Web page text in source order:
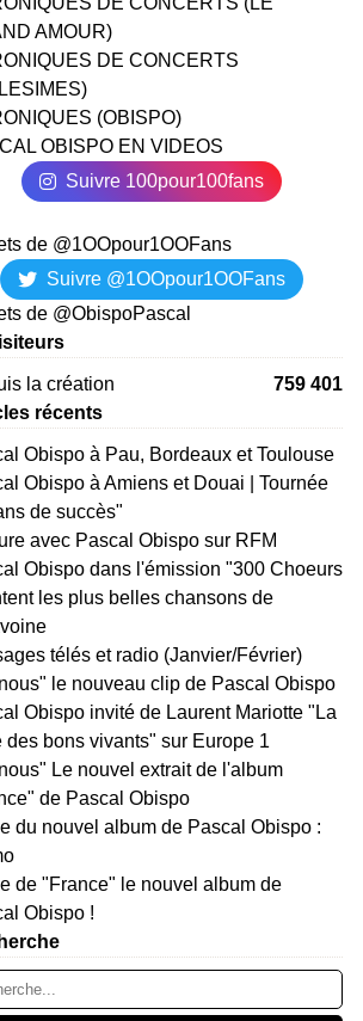
AMOUR)
DE CONCERTS
(OBISPO)
OBISPO EN VIDEOS
Suivre 100pour100fans
de @1OOpour1OOFans
Suivre @1OOpour1OOFans
de @ObispoPascal
la création
759 401
récents
Obispo à Pau, Bordeaux et Toulouse
Obispo à Amiens et Douai | Tournée
de succès"
avec Pascal Obispo sur RFM
Obispo dans l'émission "300 Choeurs
les plus belles chansons de
télés et radio (Janvier/Février)
le nouveau clip de Pascal Obispo
Obispo invité de Laurent Mariotte "La
des bons vivants" sur Europe 1
Le nouvel extrait de l'album
de Pascal Obispo
du nouvel album de Pascal Obispo :
de "France" le nouvel album de
Obispo !